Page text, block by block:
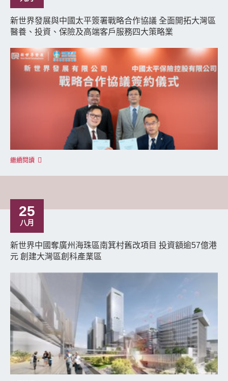
新世界發展與中國太平簽署戰略合作協議 全面開拓大灣區
醫養、投資、保險及高端客戶服務四大策略業
繼續閱讀
25
八月
新世界中國奪廣州海珠區南箕村舊改項目 投資額逾57億港
元 創建大灣區創科產業區